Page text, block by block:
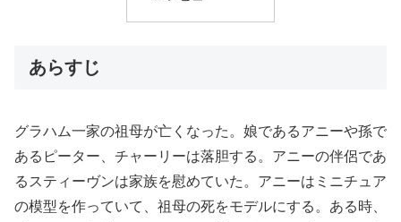
あらすじ
グラハム一家の祖母が亡くなった。娘であるアニーや孫で
あるピーター、チャーリーは落胆する。アニーの伴侶であ
るスティーヴンは家族を慰めていた。アニーはミニチュア
の模型を作っていて、祖母の死をモデルにする。ある時、